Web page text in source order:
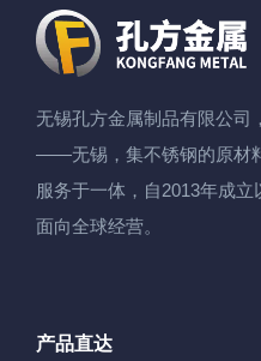
无锡孔方金属制品有限公司
——无锡，集不锈钢的原材
服务于一体，自2013年成立
面向全球经营。
产品直达